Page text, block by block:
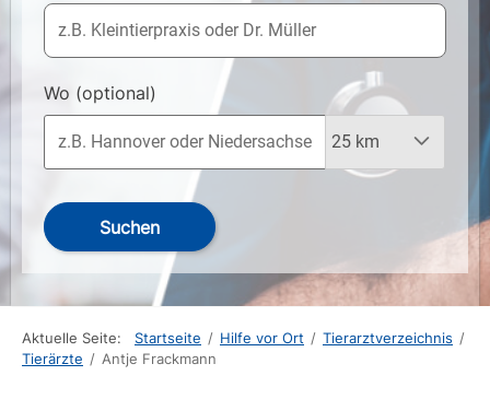
Wo (optional)
Suchen
Aktuelle Seite: Startseite / Hilfe vor Ort / Tierarztverzeichnis /
Tierärzte / Antje Frackmann